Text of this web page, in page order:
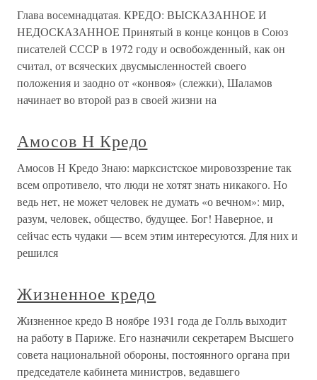
Глава восемнадцатая. КРЕДО: ВЫСКАЗАННОЕ И
НЕДОСКАЗАННОЕ Принятый в конце концов в Союз
писателей СССР в 1972 году и освобожденный, как он
считал, от всяческих двусмысленностей своего
положения и заодно от «конвоя» (слежки), Шаламов
начинает во второй раз в своей жизни на
Амосов Н Кредо
Амосов Н Кредо Знаю: марксистское мировоззрение так
всем опротивело, что люди не хотят знать никакого. Но
ведь нет, не может человек не думать «о вечном»: мир,
разум, человек, общество, будущее. Бог! Наверное, и
сейчас есть чудаки — всем этим интересуются. Для них и
решился
Жизненное кредо
Жизненное кредо В ноябре 1931 года де Голль выходит
на работу в Париже. Его назначили секретарем Высшего
совета национальной обороны, постоянного органа при
председателе кабинета министров, ведавшего